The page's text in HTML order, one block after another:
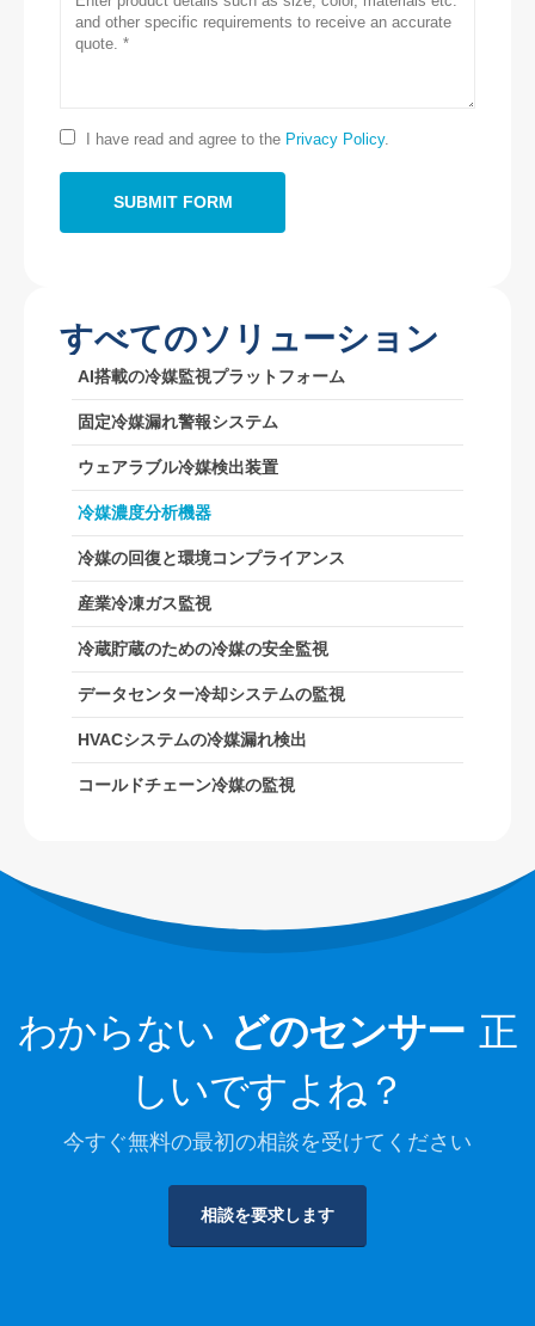
すべてのソリューション
AI搭載の冷媒監視プラットフォーム
固定冷媒漏れ警報システム
ウェアラブル冷媒検出装置
冷媒濃度分析機器
冷媒の回復と環境コンプライアンス
産業冷凍ガス監視
冷蔵貯蔵のための冷媒の安全監視
データセンター冷却システムの監視
HVACシステムの冷媒漏れ検出
コールドチェーン冷媒の監視
I have read and agree to the Privacy Policy.
わからない どのセンサー 正
しいですよね？
今すぐ無料の最初の相談を受けてください
相談を要求します
お問い合わせ
メール： cece@winsensor.com
wechat
wechat
ホット製品
R454Bセンサー
R32センサー
R454Bセンサー
私たちの解決策
HVACシステムの冷媒漏れ検出
産業冷凍ガス監視
詳細をご覧ください
ウィンセン。 © 2026.全著作権所有